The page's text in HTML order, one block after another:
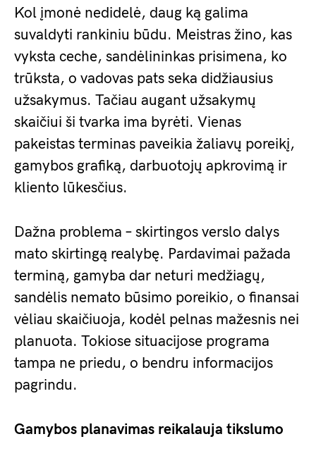
Kol įmonė nedidelė, daug ką galima
suvaldyti rankiniu būdu. Meistras žino, kas
vyksta ceche, sandėlininkas prisimena, ko
trūksta, o vadovas pats seka didžiausius
užsakymus. Tačiau augant užsakymų
skaičiui ši tvarka ima byrėti. Vienas
pakeistas terminas paveikia žaliavų poreikį,
gamybos grafiką, darbuotojų apkrovimą ir
kliento lūkesčius.
Dažna problema – skirtingos verslo dalys
mato skirtingą realybę. Pardavimai pažada
terminą, gamyba dar neturi medžiagų,
sandėlis nemato būsimo poreikio, o finansai
vėliau skaičiuoja, kodėl pelnas mažesnis nei
planuota. Tokiose situacijose programa
tampa ne priedu, o bendru informacijos
pagrindu.
Gamybos planavimas reikalauja tikslumo